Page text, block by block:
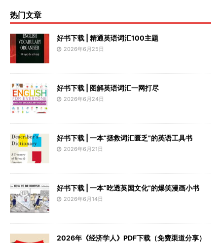
热门文章
好书下载 | 精通英语词汇100主题
2026年6月25日
好书下载 | 图解英语词汇一网打尽
2026年6月24日
好书下载 | 一本“拯救词汇匮乏”的英语工具书
2026年6月21日
好书下载 | 一本“吃透英国文化”的爆笑漫画小书
2026年6月14日
2026年《经济学人》PDF下载（免费渠道分享）